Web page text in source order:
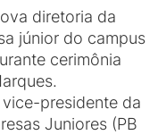
diretoria da
júnior do campus
cerimônia
presidente da
Juniores (PB